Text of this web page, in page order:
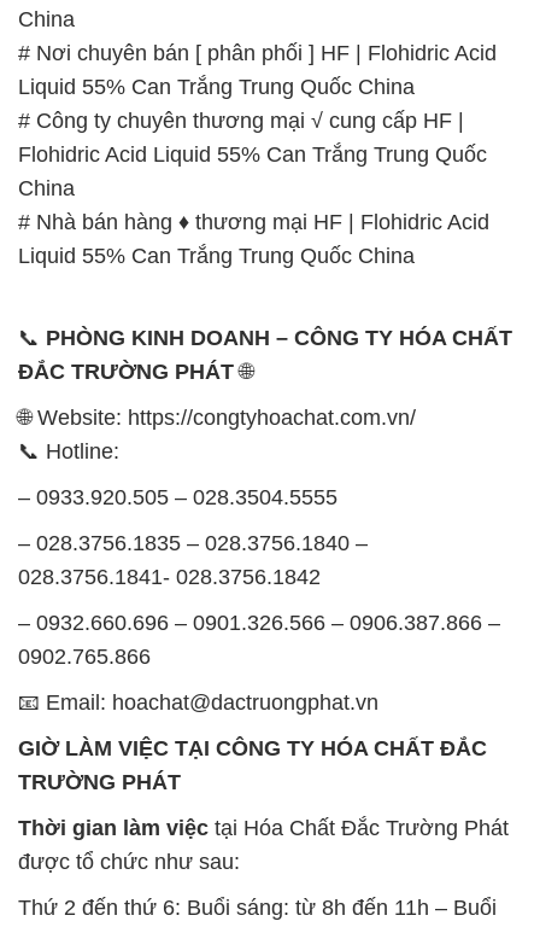
China
# Nơi chuyên bán [ phân phối ] HF | Flohidric Acid
Liquid 55% Can Trắng Trung Quốc China
# Công ty chuyên thương mại √ cung cấp HF |
Flohidric Acid Liquid 55% Can Trắng Trung Quốc
China
# Nhà bán hàng ♦ thương mại HF | Flohidric Acid
Liquid 55% Can Trắng Trung Quốc China
📞 PHÒNG KINH DOANH – CÔNG TY HÓA CHẤT
ĐẮC TRƯỜNG PHÁT🌐
🌐 Website: https://congtyhoachat.com.vn/
📞 Hotline:
– 0933.920.505 – 028.3504.5555
– 028.3756.1835 – 028.3756.1840 –
028.3756.1841- 028.3756.1842
– 0932.660.696 – 0901.326.566 – 0906.387.866 –
0902.765.866
📧 Email: hoachat@dactruongphat.vn
GIỜ LÀM VIỆC TẠI CÔNG TY HÓA CHẤT ĐẮC
TRƯỜNG PHÁT
Thời gian làm việc tại Hóa Chất Đắc Trường Phát
được tổ chức như sau:
Thứ 2 đến thứ 6: Buổi sáng: từ 8h đến 11h – Buổi